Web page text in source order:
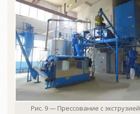
Рис. 9 — Прессование с экструзией